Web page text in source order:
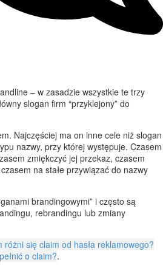
– w zasadzie wszystkie te trzy
slogan firm “przyklejony” do
Najczęściej ma on inne cele niż slogan
nazwy, przy której występuje. Czasem
zmiękczyć jej przekaz, czasem
na stałe przywiązać do nazwy
brandingowymi” i często są
rebrandingu lub zmiany
różni się claim od hasła reklamowego?
o claim?.